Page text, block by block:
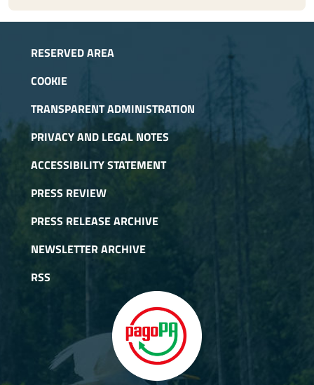
RESERVED AREA
COOKIE
TRANSPARENT ADMINISTRATION
PRIVACY AND LEGAL NOTES
ACCESSIBILITY STATEMENT
PRESS REVIEW
PRESS RELEASE ARCHIVE
NEWSLETTER ARCHIVE
RSS